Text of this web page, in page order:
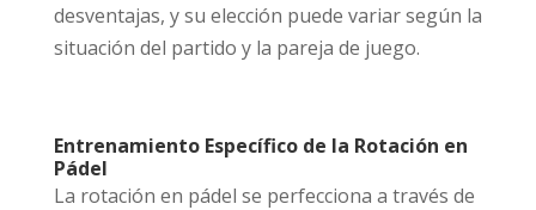
desventajas, y su elección puede variar según la
situación del partido y la pareja de juego.
Entrenamiento Específico de la Rotación en
Pádel
La rotación en pádel se perfecciona a través de